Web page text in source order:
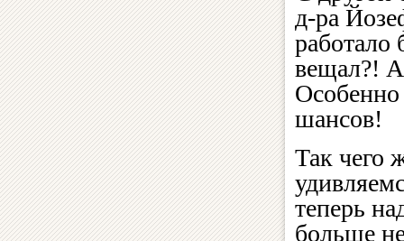
д-ра
вещал?!
Особенно
шансов!
Так чего
теперь
больше